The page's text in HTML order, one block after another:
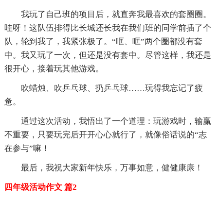
我玩了自己班的项目后，就直奔我最喜欢的套圈圈。
哇呀！这队伍排得比长城还长我在我们班的同学前插了个
队，轮到我了，我紧张极了。“哐、哐”两个圈都没有套
中。我又玩了一次，但还是没有套中。尽管这样，我还是
很开心，接着玩其他游戏。
吹蜡烛、吹乒乓球、扔乒乓球……玩得我忘记了疲
惫。
通过这次活动，我悟出了一个道理：玩游戏时，输赢
不重要，只要玩完后开开心心就行了，就像俗话说的“志
在参与”嘛！
最后，我祝大家新年快乐，万事如意，健健康康！
四年级活动作文 篇2